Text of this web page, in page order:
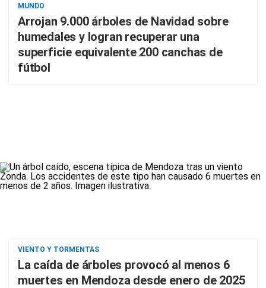
MUNDO
Arrojan 9.000 árboles de Navidad sobre
humedales y logran recuperar una
superficie equivalente 200 canchas de
fútbol
VIENTO Y TORMENTAS
La caída de árboles provocó al menos 6
muertes en Mendoza desde enero de 2025